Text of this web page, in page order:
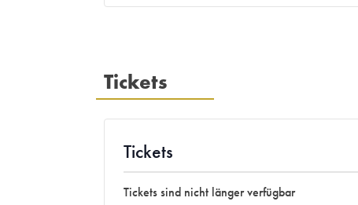
Tickets
Tickets
Tickets sind nicht länger verfügbar